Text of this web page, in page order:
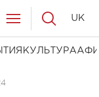
КУЛЬТУРА
UK